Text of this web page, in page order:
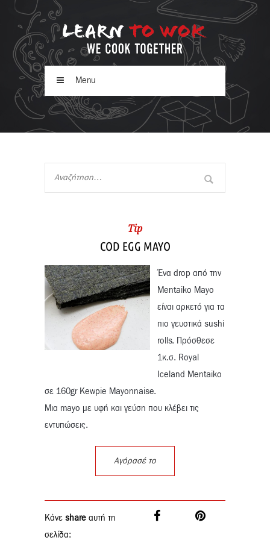
Menu
Tip
COD EGG MAYO
Ένα drop από την
Mentaiko Mayo
είναι αρκετό για τα
πιο γευστικά sushi
rolls. Πρόσθεσε
1κ.σ. Royal
Iceland Mentaiko
σε 160gr Kewpie Mayonnaise.
Μια mayo με υφή και γεύση που κλέβει τις
εντυπώσεις.
Αγόρασέ το
Κάνε share αυτή τη
σελίδα: